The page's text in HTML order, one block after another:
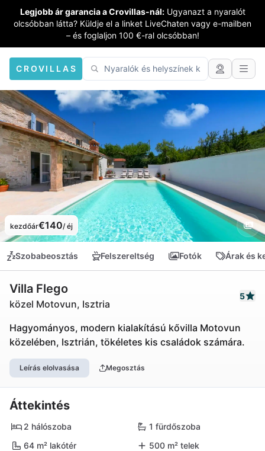
Legjobb ár garancia a Crovillas-nál: Ugyanazt a nyaralót
olcsóbban látta? Küldje el a linket LiveChaten vagy e-mailben
– és foglaljon 100 €-ral olcsóbban!
CROVILLAS
kezdőár€140/ éj
Szobabeosztás Felszereltség Fotók Árak és
Villa Flego
közel Motovun, Isztria
5
Hagyományos, modern kialakítású kővilla Motovun
közelében, Isztrián, tökéletes kis családok számára.
Leírás elolvasása Megosztás
Áttekintés
2 hálószoba
1 fürdőszoba
64 m² lakótér
500 m² telek